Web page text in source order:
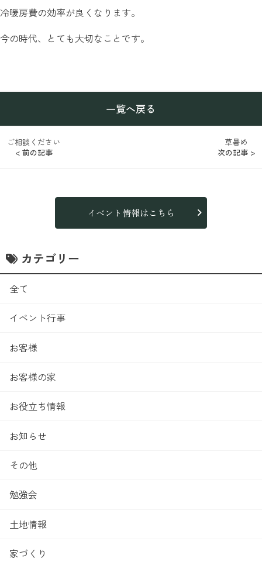
冷暖房費の効率が良くなります。
今の時代、とても大切なことです。
< 前の記事
ご相談ください
一覧へ戻る
草暑め
次の記事 >
イベント情報はこちら
カテゴリー
全て
イベント行事
お客様
お客様の家
お役立ち情報
お知らせ
その他
勉強会
土地情報
家づくり